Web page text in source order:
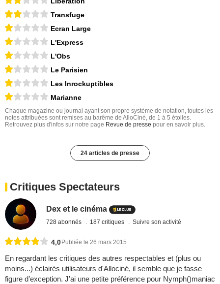
Transfuge
Ecran Large
L'Express
L'Obs
Le Parisien
Les Inrockuptibles
Marianne
Chaque magazine ou journal ayant son propre système de notation, toutes les
notes attribuées sont remises au barême de AlloCiné, de 1 à 5 étoiles.
Retrouvez plus d'infos sur notre page Revue de presse pour en savoir plus.
24 articles de presse
Critiques Spectateurs
Dex et le cinéma
728 abonnés 187 critiques Suivre son activité
4,0 Publiée le 26 mars 2015
En regardant les critiques des autres respectables et (plus ou
moins...) éclairés utilisateurs d'Allociné, il semble que je fasse
figure d’exception. J'ai une petite préférence pour Nymph()maniac